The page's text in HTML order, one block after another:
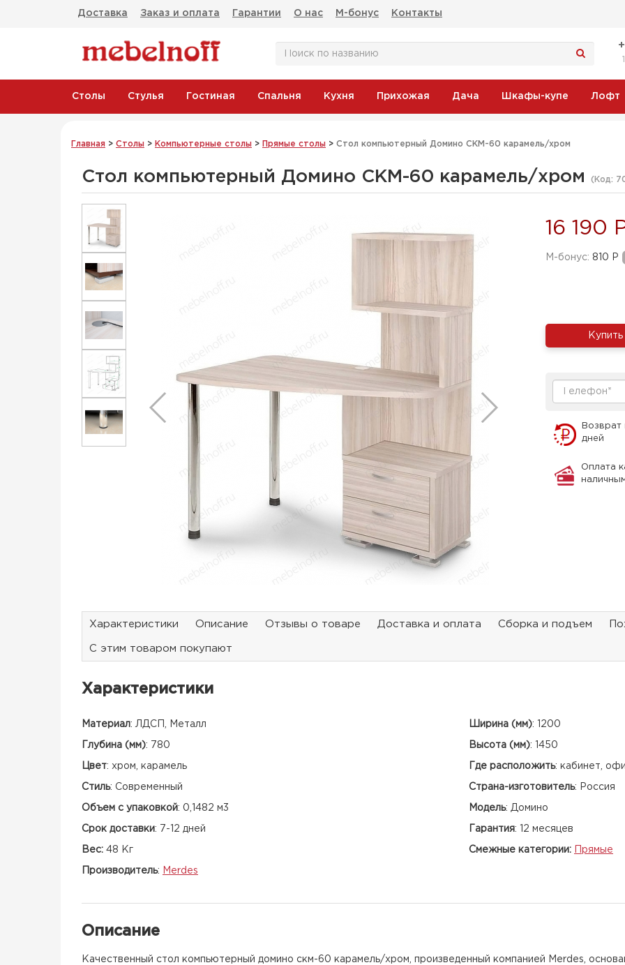
Доставка Заказ и оплата Гарантии О нас М-бонус Контакты
Столы Стулья Гостиная Спальня Кухня Прихожая Дача Шкафы-купе Лофт
Главная > Столы > Компьютерные столы > Прямые столы > Стол компьютерный Домино СКМ-60 карамель/хром
Стол компьютерный Домино СКМ-60 карамель/хром (Код:
16 190
M-бонус: 810 Р
Купить
Возврат
дней
Оплата
Характеристики Описание Отзывы о товаре Доставка и оплата Сборка и подъем
С этим товаром покупают
Характеристики
Материал: ЛДСП, Металл Ширина (мм): 1200
Глубина (мм): 780 Высота (мм): 1450
Цвет: хром, карамель Где расположить: кабинет,
Стиль: Современный Страна-изготовитель: Россия
Объем с упаковкой: 0,1482 м3 Модель: Домино
Срок доставки: 7-12 дней Гарантия: 12 месяцев
Вес: 48 Кг Смежные категории: Прямые
Производитель: Merdes
Описание
Качественный стол компьютерный домино скм-60 карамель/хром, произведенный компанией Merdes,